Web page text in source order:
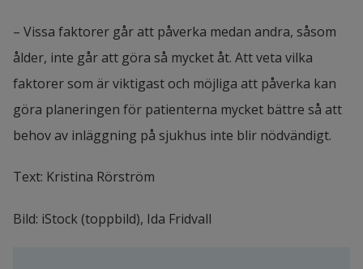
– Vissa faktorer går att påverka medan andra, såsom
ålder, inte går att göra så mycket åt. Att veta vilka
faktorer som är viktigast och möjliga att påverka kan
göra planeringen för patienterna mycket bättre så att
behov av inläggning på sjukhus inte blir nödvändigt.
Text: Kristina Rörström
Bild: iStock (toppbild), Ida Fridvall